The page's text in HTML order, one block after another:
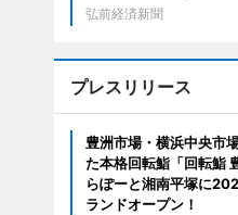
弘前経済新聞
プレスリリース
豊洲市場・横浜中央市
た本格回転鮨「回転鮨
らぽーと湘南平塚に
ランドオープン！